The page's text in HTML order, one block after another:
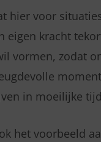
hier voor
eigen kracht
vormen, zodat
in moeilijke
het voorbeeld